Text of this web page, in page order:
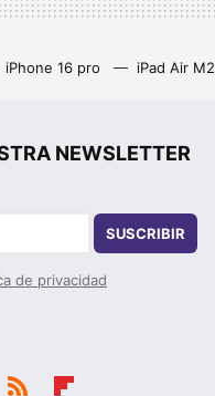
iPhone 16 pro iPad Air
NEWSLETTER
SUSCRIBIR
de privacidad